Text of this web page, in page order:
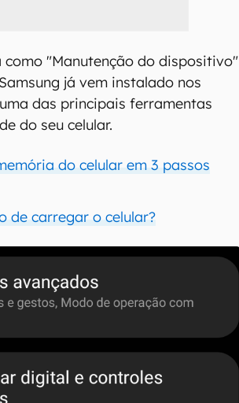
como "Manutenção do dispositivo"
já vem instalado nos
das principais ferramentas
do seu celular.
do celular em 3 passos
de carregar o celular?